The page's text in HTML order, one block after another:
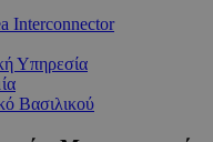
Interconnector
Υπηρεσία
Βασιλικού